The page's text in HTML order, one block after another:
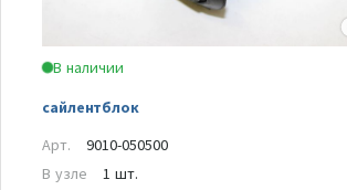
В наличии
сайлентблок
Арт.
9010-050500
В узле
1 шт.